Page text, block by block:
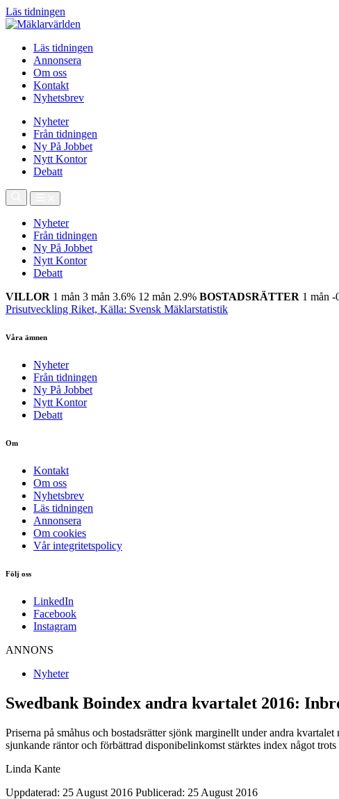
Läs tidningen
Läs tidningen
Annonsera
Om oss
Kontakt
Nyhetsbrev
Nyheter
Från tidningen
Ny På Jobbet
Nytt Kontor
Debatt
Nyheter
Från tidningen
Ny På Jobbet
Nytt Kontor
Debatt
VILLOR 1 mån 3 mån 3.6% 12 mån 2.9% BOSTADSRÄTTER 1 mån -
Prisutveckling Riket, Källa: Svensk Mäklarstatistik
Våra ämnen
Nyheter
Från tidningen
Ny På Jobbet
Nytt Kontor
Debatt
Om
Kontakt
Om oss
Nyhetsbrev
Läs tidningen
Annonsera
Om cookies
Vår integritetspolicy
Följ oss
LinkedIn
Facebook
Instagram
ANNONS
Nyheter
Swedbank Boindex andra kvartalet 2016:
Priserna på småhus och bostadsrätter sjönk marginellt under andra
sjunkande räntor och förbättrad disponibelinkomst stärktes index något
Linda Kante
Uppdaterad: 25 August 2016 Publicerad: 25 August 2016